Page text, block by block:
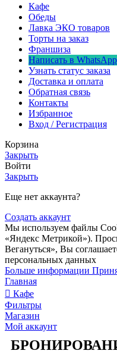
Кафе
Обеды
Лавка ЭКО товаров
Торты на заказ
Франшиза
Написать в WhatsApp
Узнать статус заказа
Доставка и оплата
Обратная связь
Контакты
Избранное
Вход / Регистрация
Корзина
Закрыть
Войти
Закрыть
Еще нет аккаунта?
Создать аккаунт
Мы используем файлы
«Яндекс Метрикой»).
Вегануться», Вы
персональных данных
Больше информации
Главная
Кафе
Фильтры
Магазин
Мой аккаунт